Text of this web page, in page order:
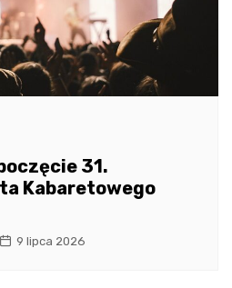
31.
Kabaretowego
9 lipca 2026